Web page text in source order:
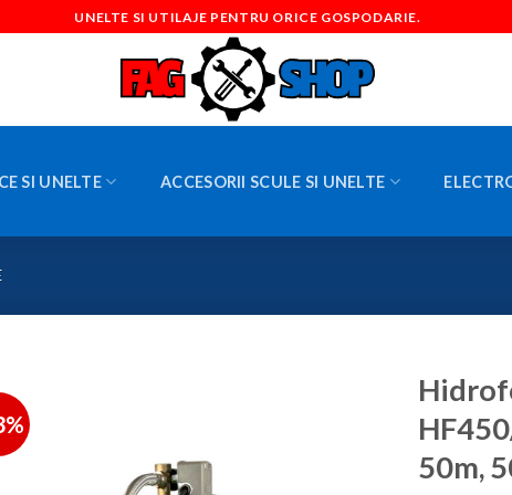
UNELTE SI UTILAJE PENTRU ORICE GOSPODARIE.
SI UNELTE ACCESORII SCULE SI UNELTE
50m,